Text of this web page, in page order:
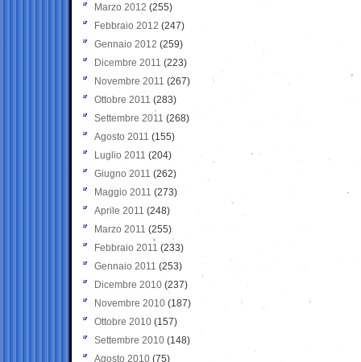
Marzo 2012 (255)
Febbraio 2012 (247)
Gennaio 2012 (259)
Dicembre 2011 (223)
Novembre 2011 (267)
Ottobre 2011 (283)
Settembre 2011 (268)
Agosto 2011 (155)
Luglio 2011 (204)
Giugno 2011 (262)
Maggio 2011 (273)
Aprile 2011 (248)
Marzo 2011 (255)
Febbraio 2011 (233)
Gennaio 2011 (253)
Dicembre 2010 (237)
Novembre 2010 (187)
Ottobre 2010 (157)
Settembre 2010 (148)
Agosto 2010 (75)